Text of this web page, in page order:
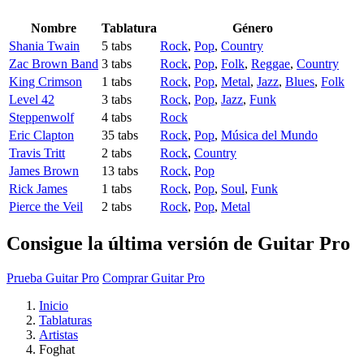
Nombre Tablatura
Género
Shania Twain
5 tabs Rock, Pop, Country
Zac Brown Band 3 tabs Rock, Pop, Folk, Reggae, Country
King Crimson
1 tabs Rock, Pop, Metal, Jazz, Blues, Folk
Level 42
3 tabs Rock, Pop, Jazz, Funk
Steppenwolf
4 tabs
Rock
Eric Clapton
35 tabs Rock, Pop, Música del Mundo
Travis Tritt
2 tabs Rock, Country
James Brown
13 tabs Rock, Pop
Rick James
1 tabs Rock, Pop, Soul, Funk
Pierce the Veil
2 tabs Rock, Pop, Metal
Consigue la última versión de Guitar Pro
Prueba Guitar Pro Comprar Guitar Pro
Inicio
Tablaturas
Artistas
Foghat